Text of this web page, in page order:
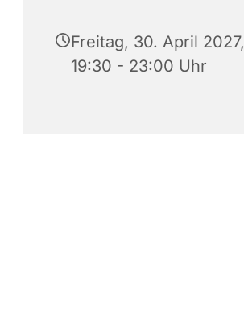
Freitag, 30. April 2027,
19:30 - 23:00 Uhr